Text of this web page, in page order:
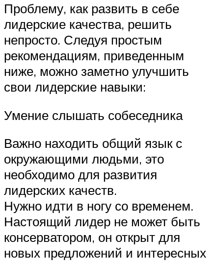
Проблему, как развить в себе
лидерские качества, решить
непросто. Следуя простым
рекомендациям, приведенным
ниже, можно заметно улучшить
свои лидерские навыки:
Умение слышать собеседника
Важно находить общий язык с
окружающими людьми, это
необходимо для развития
лидерских качеств.
Нужно идти в ногу со временем.
Настоящий лидер не может быть
консерватором, он открыт для
новых предложений и интересных